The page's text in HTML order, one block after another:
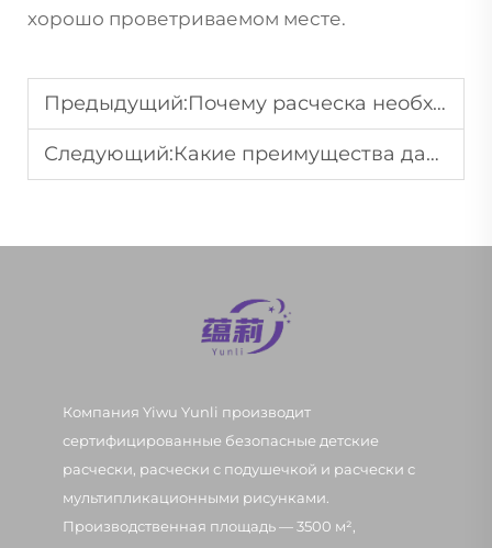
хорошо проветриваемом месте.
Предыдущий:Почему расческа необходима в повседневном уходе за волосами?
Следующий:Какие преимущества дает использование подходящего типа расчески?
Компания Yiwu Yunli производит
сертифицированные безопасные детские
расчески, расчески с подушечкой и расчески с
мультипликационными рисунками.
Производственная площадь — 3500 м²,